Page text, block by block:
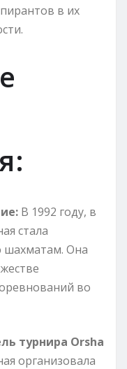
в их
В 1992 году, в
стала
Она
во
турнира Orsha
организовала